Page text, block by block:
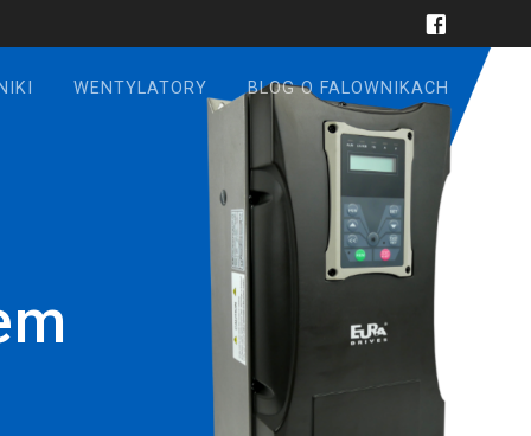
WENTYLATORY BLOG O FALOWNIKACH